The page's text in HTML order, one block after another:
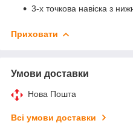
3-х точкова навіска з
Приховати
Умови доставки
Нова Пошта
Всі умови доставки